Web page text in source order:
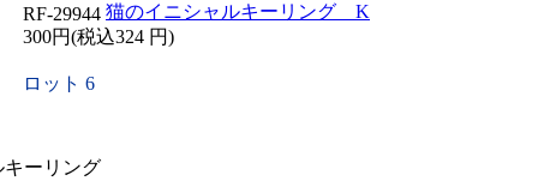
RF-29944 猫のイニシャルキーリング K
300円(税込324 円)
ロット 6
ーリング